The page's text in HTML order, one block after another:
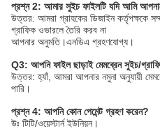
প্রশ্ন 2: আমার সুইচ ফাইলটি যদি আমি
উত্তর: আমরা গ্রাহকের ডিজাইন কর্তৃপক্ষকে
গ্রাফিক ওভারলে তৈরি করব না
আপনার অনুমতি।এনডিএ গ্রহণযোগ্য।
Q3: আপনি ফাইল ছাড়াই মেমব্রেন সুইচ/
উত্তর: হ্যাঁ, আমরা আপনার নমুনা অনুযায়ী
পারি।
প্রশ্ন 4: আপনি কোন পেমেন্ট গ্রহণ করেন?
উঃ টিটি/ওয়েস্টার্ন ইউনিয়ন।